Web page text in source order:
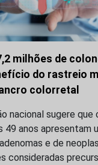
milhões de
do rastreio
colorretal
nacional sugere que
49 anos apresentam
e de
consideradas